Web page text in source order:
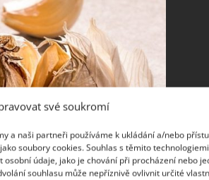
své soukromí
a naši partneři používáme k ukládání a/nebo
soubory cookies. Souhlas s těmito
údaje, jako je chování při procházení nebo
souhlasu může nepříznivě ovlivnit určité